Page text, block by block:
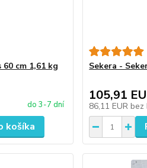
cm 1,61 kg
do 3-7 dní
košíka
Sekera -
105,91
86,11 EUR bez